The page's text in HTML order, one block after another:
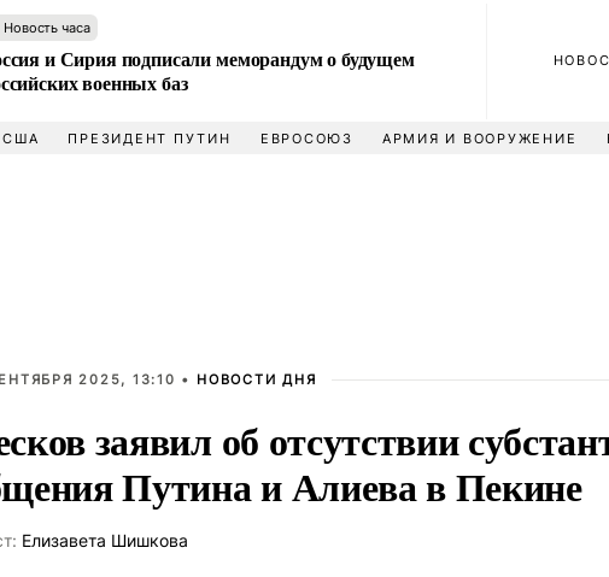
Новость часа
и Сирия подписали меморандум о будущем
военных баз
США ПРЕЗИДЕНТ ПУТИН ЕВРОСОЮЗ АРМИЯ И ВООРУЖЕНИЕ
2025, 13:10 • НОВОСТИ ДНЯ
заявил об отсутствии
Путина и Алиева в Пекине
Елизавета Шишкова